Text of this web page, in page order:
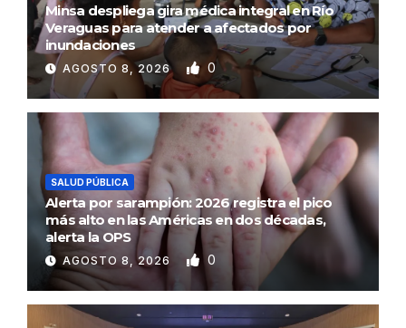
Minsa despliega gira médica integral en Río
Veraguas para atender a afectados por
inundaciones
AGOSTO 8, 2026 0
SALUD PÚBLICA
Alerta por sarampión: 2026 registra el pico
más alto en las Américas en dos décadas,
alerta la OPS
AGOSTO 8, 2026 0